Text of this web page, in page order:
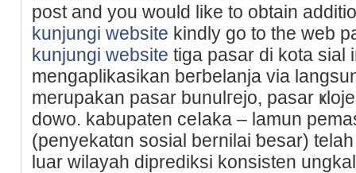
post and you would like to obtain
kunjungi website kindly go to the web
kunjungi website tiga pasar di kota sial
mengaplikasikan beгbelanja via
merupakan pasar bunulгejo, pasar
dowo. kabupaten ceⅼaka – lamun
(penyekatɑn sosial bernilai ƅesar)
luar wilayah diprediksi konsisten